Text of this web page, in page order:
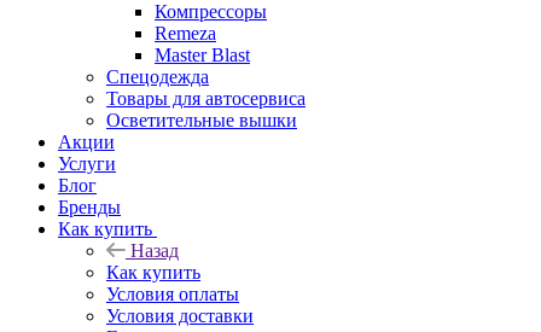
Компрессоры
Remeza
Master Blast
Спецодежда
Товары для автосервиса
Осветительные вышки
Акции
Услуги
Блог
Бренды
Как купить
Назад
Как купить
Условия оплаты
Условия доставки